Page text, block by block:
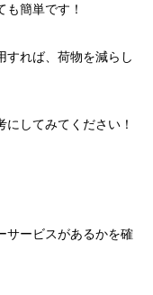
簡単です！
すれば、荷物を減らし
してみてください！
サービスがあるかを確